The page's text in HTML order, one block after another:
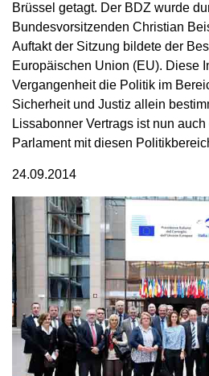
Brüssel getagt. Der BDZ wurde
Bundesvorsitzenden Christian
Auftakt der Sitzung bildete der
Europäischen Union (EU). Diese
Vergangenheit die Politik im
Sicherheit und Justiz allein
Lissabonner Vertrags ist nun
Parlament mit diesen
24.09.2014